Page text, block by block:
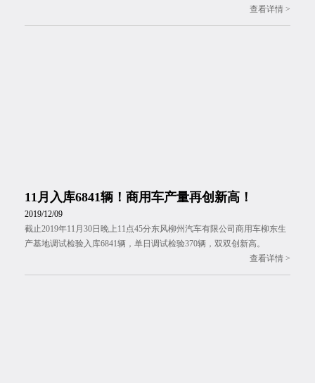
11月入库6841辆！商用车产量再创新高！
2019/12/09
截止2019年11月30日晚上11点45分东风柳州汽车有限公司商用车柳东生
产基地调试检验入库6841辆，单日调试检验370辆，双双创新高。